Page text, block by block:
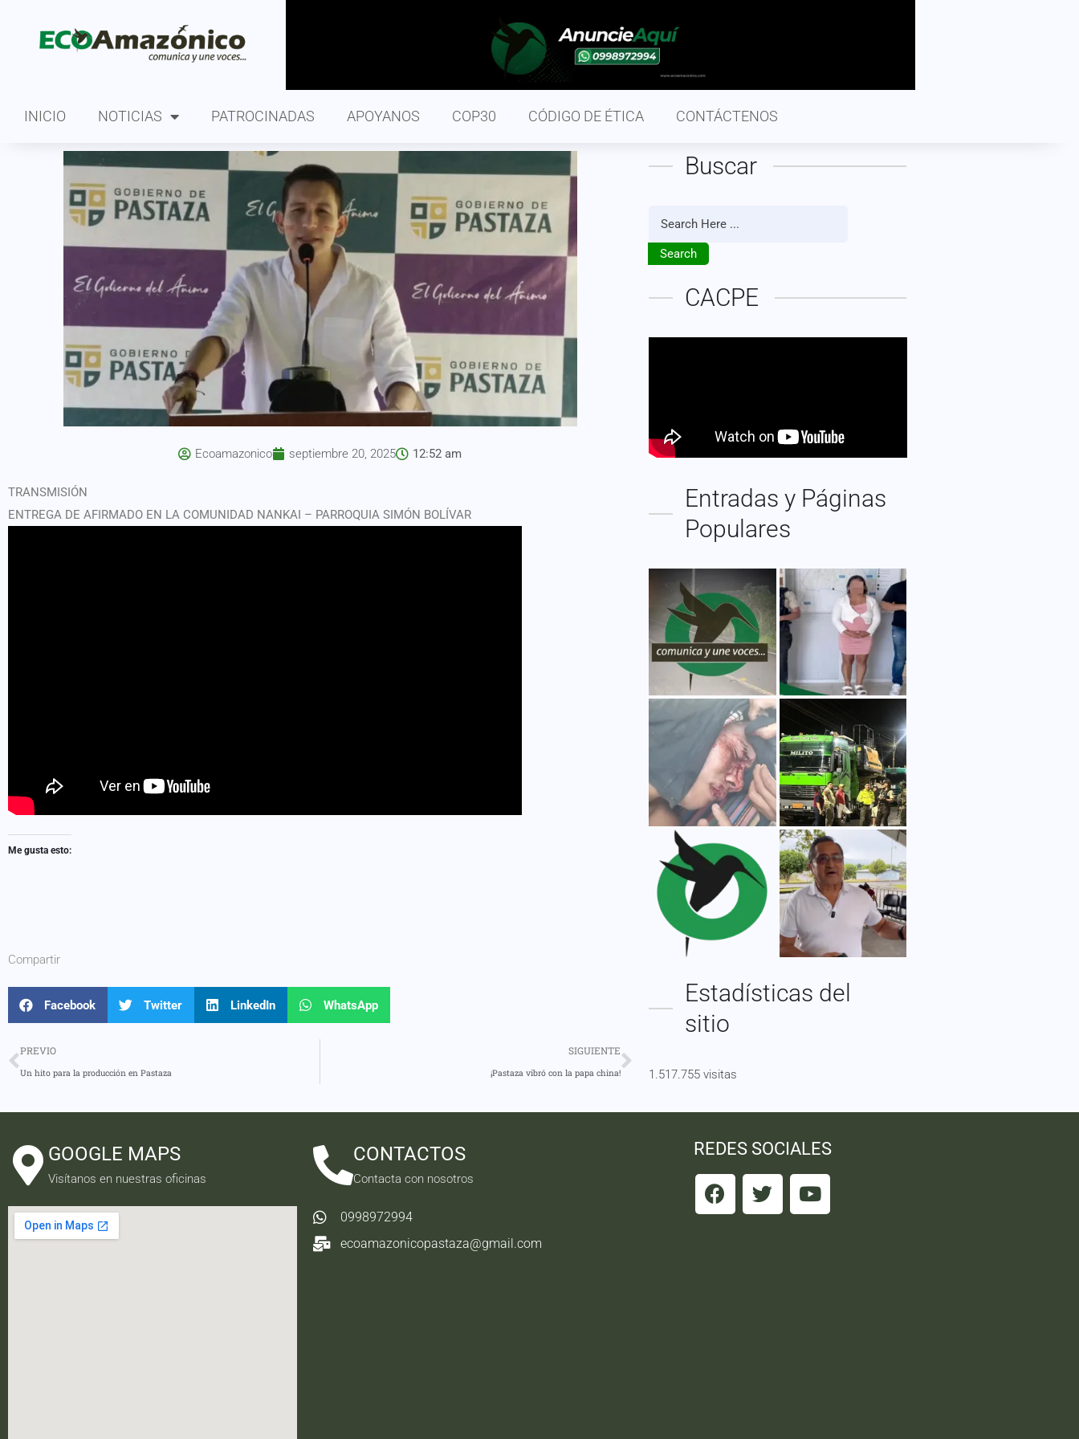
INICIO NOTICIAS PATROCINADAS APOYANOS COP30 CÓDIGO DE ÉTICA CONTÁCTENOS
Ecoamazonico septiembre 20, 2025 12:52 am
TRANSMISIÓN
ENTREGA DE AFIRMADO EN LA COMUNIDAD NANKAI – PARROQUIA SIMÓN BOLÍVAR
Me gusta esto:
Compartir
Facebook Twitter LinkedIn WhatsApp
PREVIO
Un hito para la producción en Pastaza
SIGUIENTE
¡Pastaza vibró con la papa china!
Buscar
Search
CACPE
Entradas y Páginas
Populares
Estadísticas del
sitio
1.517.755 visitas
GOOGLE MAPS
Visítanos en nuestras oficinas
CONTACTOS
Contacta con nosotros
0998972994
ecoamazonicopastaza@gmail.com
REDES SOCIALES